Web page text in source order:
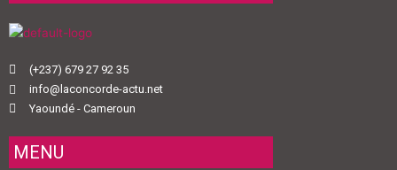
(+237) 679 27 92 35
info@laconcorde-actu.net
Yaoundé - Cameroun
MENU